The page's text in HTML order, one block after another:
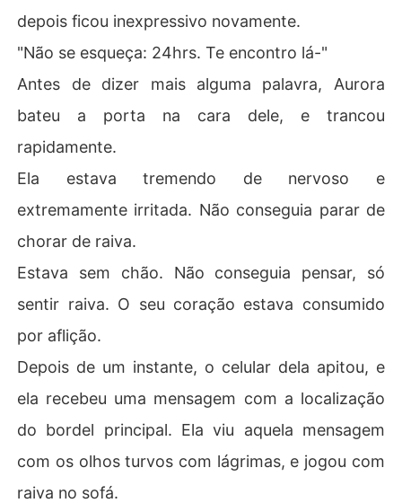
depois ficou inexpressivo novamente.
"Não se esqueça: 24hrs. Te encontro lá-"
Antes de dizer mais alguma palavra, Aurora
bateu a porta na cara dele, e trancou
rapidamente.
Ela estava tremendo de nervoso e
extremamente irritada. Não conseguia parar de
chorar de raiva.
Estava sem chão. Não conseguia pensar, só
sentir raiva. O seu coração estava consumido
por aflição.
Depois de um instante, o celular dela apitou, e
ela recebeu uma mensagem com a localização
do bordel principal. Ela viu aquela mensagem
com os olhos turvos com lágrimas, e jogou com
raiva no sofá.